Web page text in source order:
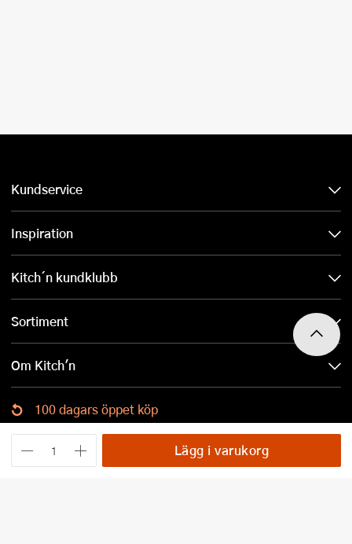
Lägg i varukorg
Kundservice
Inspiration
Kitch´n kundklubb
Sortiment
Om Kitch'n
100 dagars öppet köp
Ladda ned Kitch´n-appen